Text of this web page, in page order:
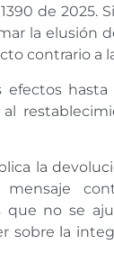
de 2025.
la elusión
contrario a
efectos
al
la
que no se
sobre la